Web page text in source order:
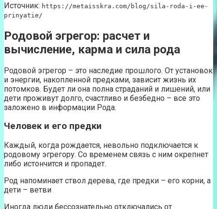
Источник: https://metaisskra.com/blog/sila-roda-i-ee-
prinyatie/
Родовой эгрегор: расчет и
вычисление, карма и сила рода
Родовой эгрегор – это наследие прошлого. От установок
и энергии, накопленной предками, зависит жизнь их
потомков. Будет ли она полна страданий и лишений, или
дети проживут долго, счастливо и безбедно – все это
заложено в информации Рода.
Человек и его предки
Каждый, когда рождается, невольно подключается к
родовому эгрегору. Со временем связь с ним окрепнет
либо истончится и пропадет.
Род напоминает ствол дерева, где предки – его корни, а
дети – ветви
Иногда люди бессознательно отключались от